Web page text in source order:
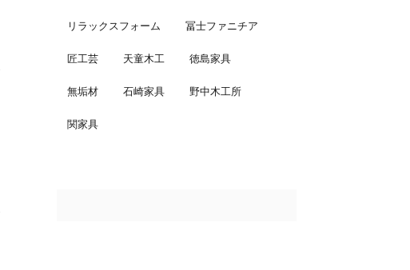
リラックスフォーム 冨士ファニチア
匠工芸 天童木工 徳島家具
無垢材 石崎家具 野中木工所
関家具